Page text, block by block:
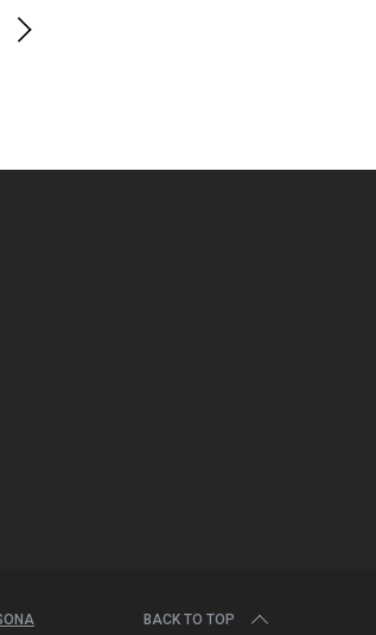
BACK TO TOP